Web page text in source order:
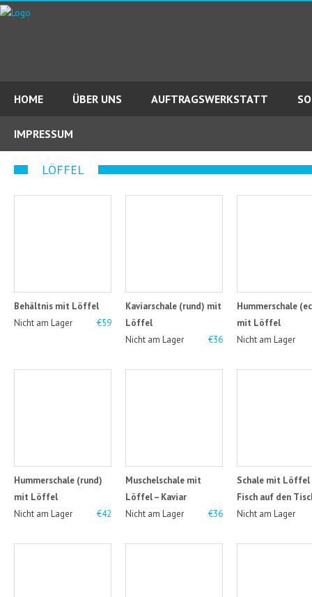
HOME ÜBER UNS AUFTRAGSWERKSTATT
IMPRESSUM
LÖFFEL
Behältnis mit Löffel
€59
Nicht am Lager
Kaviarschale (rund) mit
Löffel
€36
Nicht am Lager
Hummerschale
mit Löffel
Nicht am Lager
Hummerschale (rund)
mit Löffel
€42
Nicht am Lager
Muschelschale mit
Löffel – Kaviar
€36
Nicht am Lager
Schale mit Löffel
Fisch auf den
Nicht am Lager